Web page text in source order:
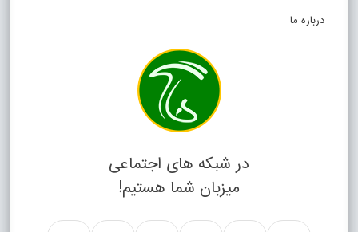
درباره ما
در شبکه های اجتماعی
میزبان شما هستیم!